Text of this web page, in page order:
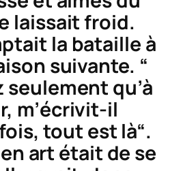
laissait froid.
la bataille à
suivante. “
seulement qu’à
m’écrivit-il
tout est là“.
art était de se